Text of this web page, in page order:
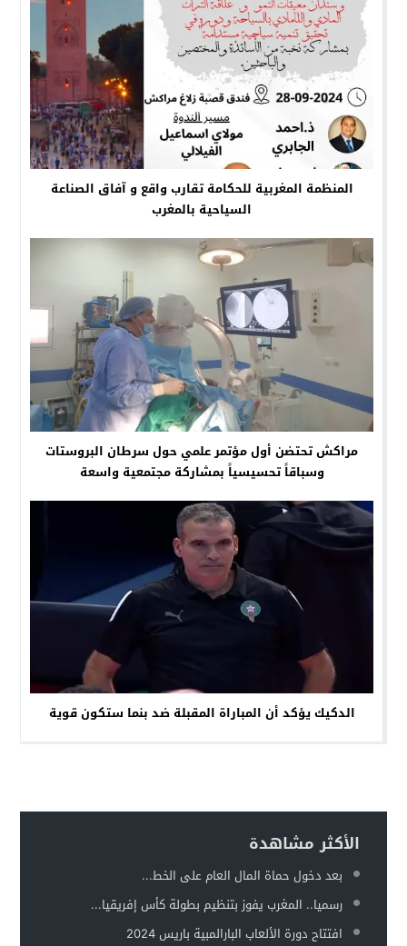
المنظمة المغربية للحكامة تقارب واقع و آفاق الصناعة
السياحية بالمغرب
مراكش تحتضن أول مؤتمر علمي حول سرطان البروستات
وسباقاً تحسيسياً بمشاركة مجتمعية واسعة
الدكيك يؤكد أن المباراة المقبلة ضد بنما ستكون قوية
الأكثر مشاهدة
بعد دخول حماة المال العام على الخط...
رسميا.. المغرب يفوز بتنظيم بطولة كأس إفريقيا...
افتتاح دورة الألعاب البارالمبية باريس 2024